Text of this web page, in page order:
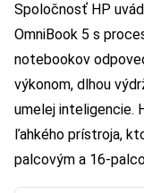
Spoločnosť HP
OmniBook 5 s
notebookov
výkonom, dlhou
umelej inteligencie.
ľahkého prístroja,
palcovým a 16-